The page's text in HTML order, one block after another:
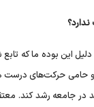
دلیل این بوده ما که
و حامی حرکت‌های
در جامعه رشد کند.